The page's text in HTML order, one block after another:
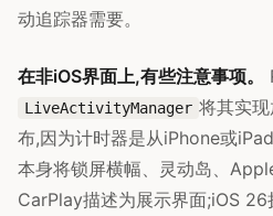
动追踪器需要。
在非iOS界面上,有些注意事项。
LiveActivityManager 将其实
布,因为计时器是从iPhone或
本身将锁屏横幅、灵动岛、
CarPlay描述为展示界面;iOS 26